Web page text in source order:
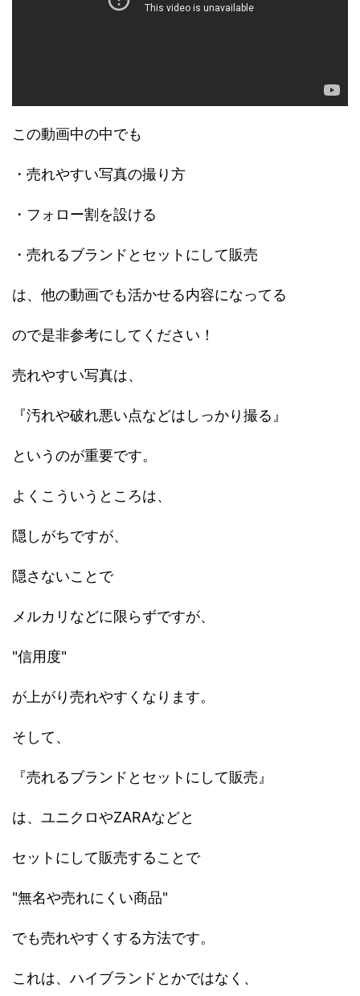
この動画中の中でも
・売れやすい写真の撮り方
・フォロー割を設ける
・売れるブランドとセットにして販売
は、他の動画でも活かせる内容になってる
ので是非参考にしてください！
売れやすい写真は、
『汚れや破れ悪い点などはしっかり撮る』
というのが重要です。
よくこういうところは、
隠しがちですが、
隠さないことで
メルカリなどに限らずですが、
"信用度"
が上がり売れやすくなります。
そして、
『売れるブランドとセットにして販売』
は、ユニクロやZARAなどと
セットにして販売することで
"無名や売れにくい商品"
でも売れやすくする方法です。
これは、ハイブランドとかではなく、